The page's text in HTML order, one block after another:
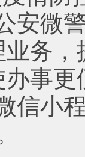
安微
务，
事
信小